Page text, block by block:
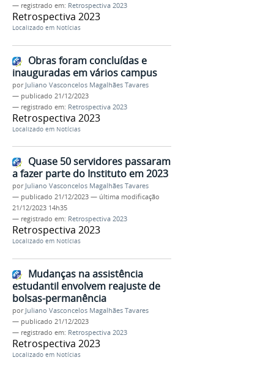
— registrado em: Retrospectiva 2023
Retrospectiva 2023
Localizado em Notícias
Obras foram concluídas e
inauguradas em vários campus
por Juliano Vasconcelos Magalhães Tavares
— publicado 21/12/2023
— registrado em: Retrospectiva 2023
Retrospectiva 2023
Localizado em Notícias
Quase 50 servidores passaram
a fazer parte do Instituto em 2023
por Juliano Vasconcelos Magalhães Tavares
— publicado 21/12/2023 — última modificação
21/12/2023 14h35
— registrado em: Retrospectiva 2023
Retrospectiva 2023
Localizado em Notícias
Mudanças na assistência
estudantil envolvem reajuste de
bolsas-permanência
por Juliano Vasconcelos Magalhães Tavares
— publicado 21/12/2023
— registrado em: Retrospectiva 2023
Retrospectiva 2023
Localizado em Notícias